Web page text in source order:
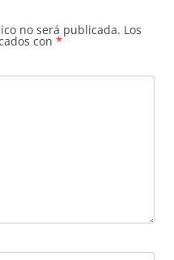
no será publicada. Los
con *